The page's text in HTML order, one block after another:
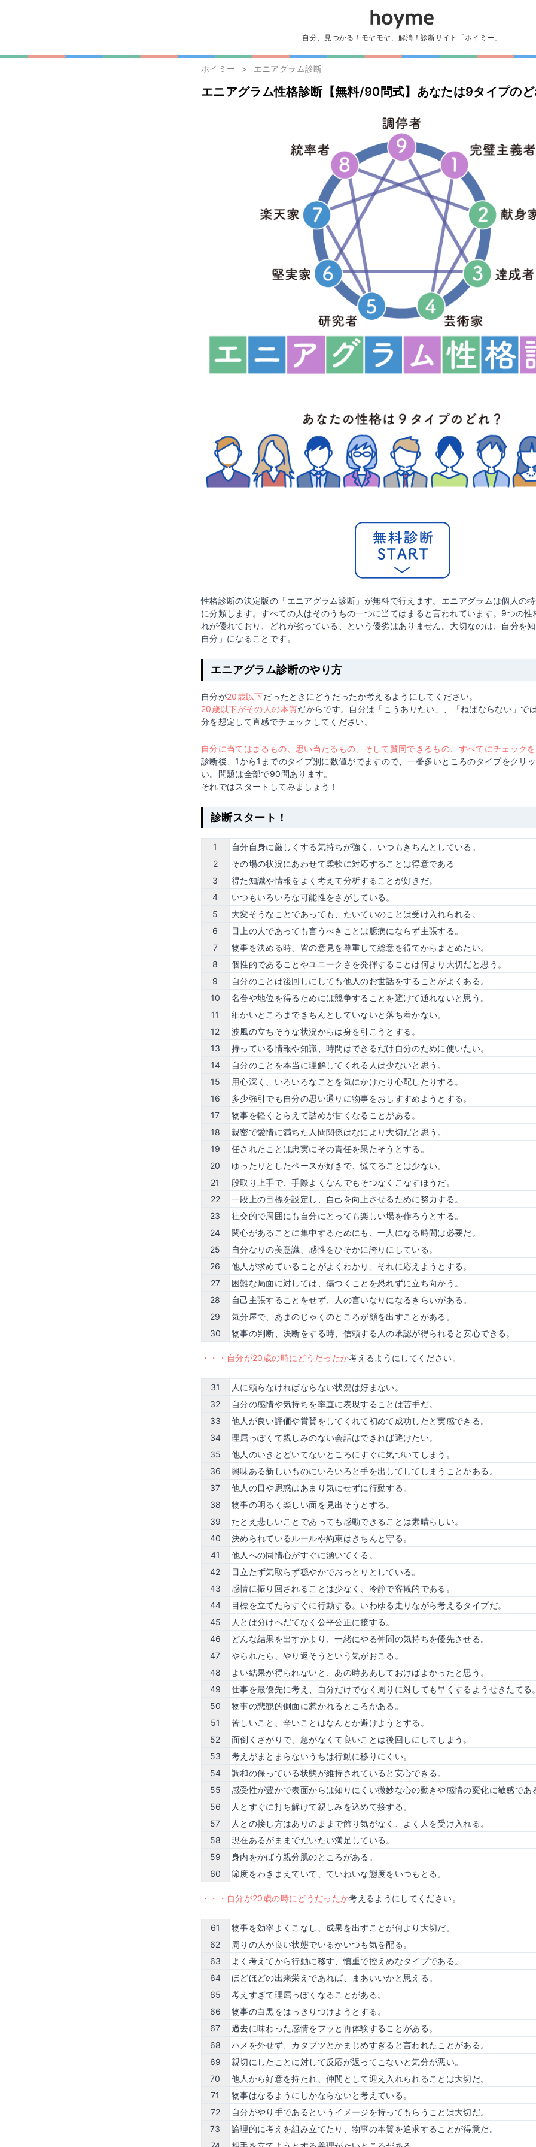
自分、見つかる！モヤモヤ、解消！診断サイト「ホイミー」
ホイミー エニアグラム診断
エニアグラム性格診断【無料/90問式】あなたは9タイプの
性格診断の決定版の「エニアグラム診断」が無料で行えます。エニアグラムは個人の
に分類します。すべての人はそのうちの一つに当てはまると言われています。9つの性
れが優れており、どれが劣っている、という優劣はありません。大切なのは、自分を
自分」になることです。
エニアグラム診断のやり方
自分が20歳以下だったときにどうだったか考えるようにしてください。
20歳以下がその人の本質だからです。自分は「こうありたい」、「ねばならない」で
分を想定して直感でチェックしてください。
自分に当てはまるもの、思い当たるもの、そして賛同できるもの、すべてにチェック
診断後、1から1までのタイプ別に数値がでますので、一番多いところのタイプをクリ
い。問題は全部で90問あります。
それではスタートしてみましょう！
診断スタート！
1
自分自身に厳しくする気持ちが強く、いつもきちんとしている。
2
その場の状況にあわせて柔軟に対応することは得意である
3
得た知識や情報をよく考えて分析することが好きだ。
4
いつもいろいろな可能性をさがしている。
5
大変そうなことであっても、たいていのことは受け入れられる。
6
目上の人であっても言うべきことは臆病にならず主張する。
7
物事を決める時、皆の意見を尊重して総意を得てからまとめたい。
8
個性的であることやユニークさを発揮することは何より大切だと思う。
9
自分のことは後回しにしても他人のお世話をすることがよくある。
10
名誉や地位を得るためには競争することを避けて通れないと思う。
11
細かいところまできちんとしていないと落ち着かない。
12
波風の立ちそうな状況からは身を引こうとする。
13
持っている情報や知識、時間はできるだけ自分のために使いたい。
14
自分のことを本当に理解してくれる人は少ないと思う。
15
用心深く、いろいろなことを気にかけたり心配したりする。
16
多少強引でも自分の思い通りに物事をおしすすめようとする。
17
物事を軽くとらえて詰めが甘くなることがある。
18
親密で愛情に満ちた人間関係はなにより大切だと思う。
19
任されたことは忠実にその責任を果たそうとする。
20
ゆったりとしたペースが好きで、慌てることは少ない。
21
段取り上手で、手際よくなんでもそつなくこなすほうだ。
22
一段上の目標を設定し、自己を向上させるために努力する。
23
社交的で周囲にも自分にとっても楽しい場を作ろうとする。
24
関心があることに集中するためにも、一人になる時間は必要だ。
25
自分なりの美意識、感性をひそかに誇りにしている。
26
他人が求めていることがよくわかり、それに応えようとする。
27
困難な局面に対しては、傷つくことを恐れずに立ち向かう。
28
自己主張することをせず、人の言いなりになるきらいがある。
29
気分屋で、あまのじゃくのところが顔を出すことがある。
30
物事の判断、決断をする時、信頼する人の承認が得られると安心できる。
・・・自分が20歳の時にどうだったか考えるようにしてください。
31
人に頼らなければならない状況は好まない。
32
自分の感情や気持ちを率直に表現することは苦手だ。
33
他人が良い評価や賞賛をしてくれて初めて成功したと実感できる。
34
理屈っぽくて親しみのない会話はできれば避けたい。
35
他人のいきとどいてないところにすぐに気づいてしまう。
36
興味ある新しいものにいろいろと手を出してしてしまうことがある。
37
他人の目や思惑はあまり気にせずに行動する。
38
物事の明るく楽しい面を見出そうとする。
39
たとえ悲しいことであっても感動できることは素晴らしい。
40
決められているルールや約束はきちんと守る。
41
他人への同情心がすぐに湧いてくる。
42
目立たず気取らず穏やかでおっとりとしている。
43
感情に振り回されることは少なく、冷静で客観的である。
44
目標を立てたらすぐに行動する。いわゆる走りながら考えるタイプだ。
45
人とは分けへだてなく公平公正に接する。
46
どんな結果を出すかより、一緒にやる仲間の気持ちを優先させる。
47
やられたら、やり返そうという気がおこる。
48
よい結果が得られないと、あの時ああしておけばよかったと思う。
49
仕事を最優先に考え、自分だけでなく周りに対しても早くするようせきたてる
50
物事の悲観的側面に惹かれるところがある。
51
苦しいこと、辛いことはなんとか避けようとする。
52
面倒くさがりで、急がなくて良いことは後回しにしてしまう。
53
考えがまとまらないうちは行動に移りにくい。
54
調和の保っている状態が維持されていると安心できる。
55
感受性が豊かで表面からは知りにくい微妙な心の動きや感情の変化に敏感であ
56
人とすぐに打ち解けて親しみを込めて接する。
57
人との接し方はありのままで飾り気がなく、よく人を受け入れる。
58
現在あるがままでだいたい満足している。
59
身内をかばう親分肌のところがある。
60
節度をわきまえていて、ていねいな態度をいつもとる。
・・・自分が20歳の時にどうだったか考えるようにしてください。
61
物事を効率よくこなし、成果を出すことが何より大切だ。
62
周りの人が良い状態でいるかいつも気を配る。
63
よく考えてから行動に移す、慎重で控えめなタイプである。
64
ほどほどの出来栄えであれば、まあいいかと思える。
65
考えすぎて理屈っぽくなることがある。
66
物事の白黒をはっきりつけようとする。
67
過去に味わった感情をフッと再体験することがある。
68
ハメを外せず、カタブツとかまじめすぎると言われたことがある。
69
親切にしたことに対して反応が返ってこないと気分が悪い。
70
他人から好意を持たれ、仲間として迎え入れられることは大切だ。
71
物事はなるようにしかならないと考えている。
72
自分がやり手であるというイメージを持ってもらうことは大切だ。
73
論理的に考えを組み立てたり、物事の本質を追求することが得意だ。